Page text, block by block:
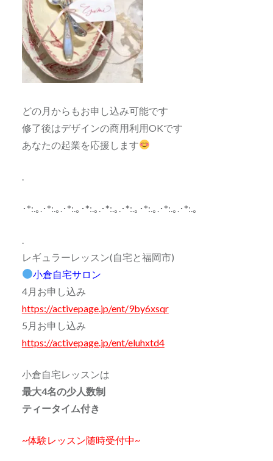
どの月からもお申し込み可能です
修了後はデザインの商用利用OKです
あなたの起業を応援します
･*:.｡.･*:.｡.･*:.｡･*:.｡.･*:.｡.･*:.｡･*:.｡.･*:.｡.･*:.｡
レギュラーレッスン(自宅と福岡市)
小倉自宅サロン
4月お申し込み
https://activepage.jp/ent/9by6xsqr
5月お申し込み
https://activepage.jp/ent/eluhxtd4
小倉自宅レッスンは
最大4名の少人数制
ティータイム付き
~体験レッスン随時受付中~